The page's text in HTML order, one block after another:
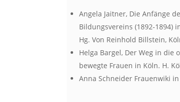
Angela Jaitner, Die Anfänge
Bildungsvereins (1892-1894)
Hg. Von Reinhold Billstein,
Helga Bargel, Der Weg in
bewegte Frauen in Köln. H.
Anna Schneider Frauenwiki